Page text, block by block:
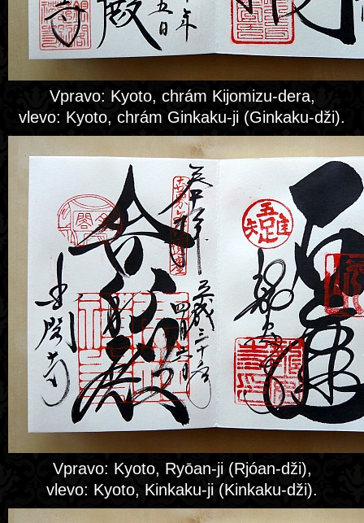
Vpravo: Kyoto, chrám Kijomizu-dera,
vlevo: Kyoto, chrám Ginkaku-ji (Ginkaku-dži).
Vpravo: Kyoto, Ryōan-ji (Rjóan-dži),
vlevo: Kyoto, Kinkaku-ji (Kinkaku-dži).